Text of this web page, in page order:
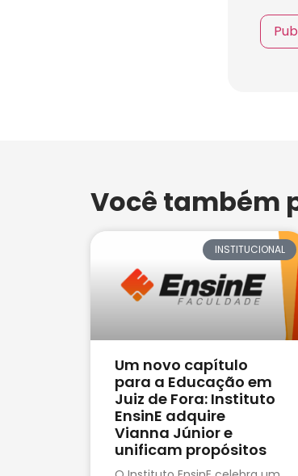
Você também
INSTITUCIONAL
Um novo capítulo
para a Educação em
Juiz de Fora: Instituto
EnsinE adquire
Vianna Júnior e
unificam propósitos